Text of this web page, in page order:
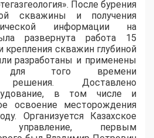
После бурения
скважины и получения
информации на
развернута работа 15
крепления скважин глубиной
разработаны и применены
для того времени
решения. Доставлено
в том числе и
освоение месторождения
Организуется Казахское
управление, первым